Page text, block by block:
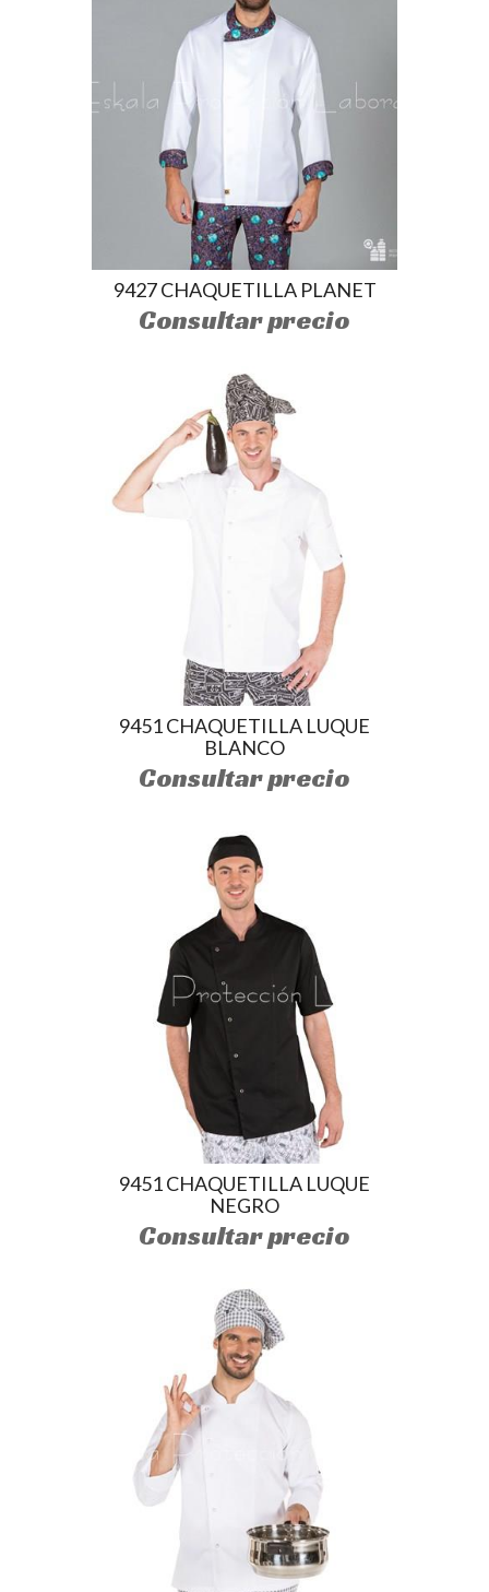
9427 CHAQUETILLA PLANET
Consultar precio
9451 CHAQUETILLA LUQUE
BLANCO
Consultar precio
9451 CHAQUETILLA LUQUE
NEGRO
Consultar precio